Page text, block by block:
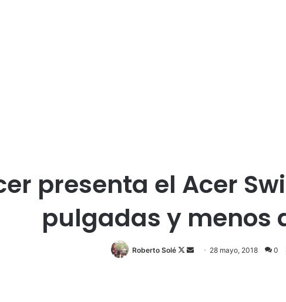
presenta el Acer
pulgadas y menos
Roberto Solé
F
28 mayo, 2018 0